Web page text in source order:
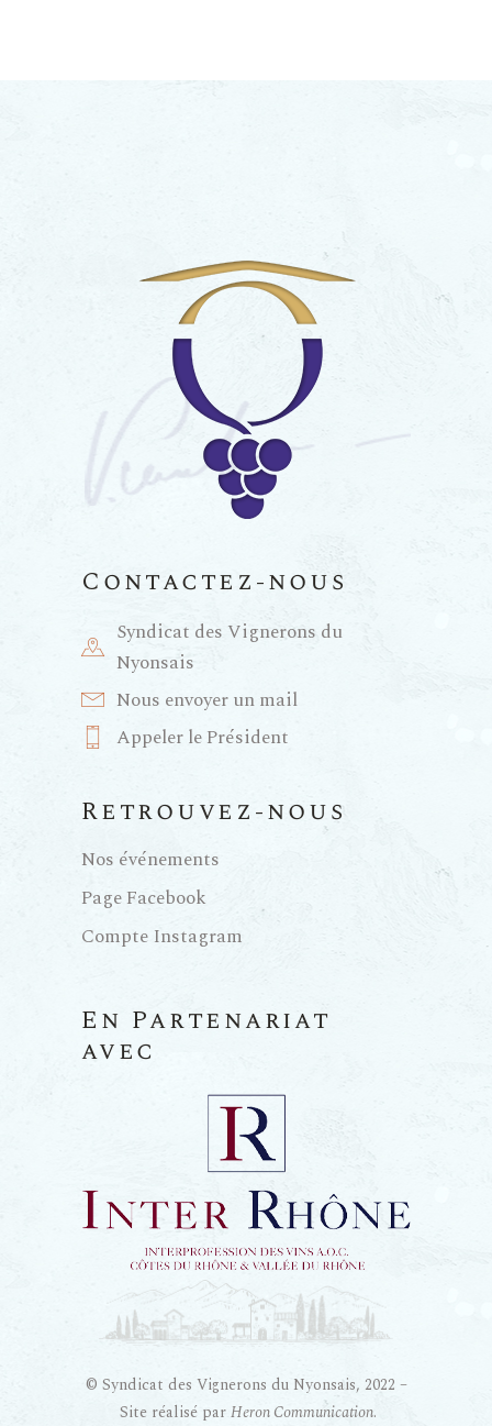
Contactez-nous
Syndicat des Vignerons du
Nyonsais
Nous envoyer un mail
Appeler le Président
Retrouvez-nous
Nos événements
Page Facebook
Compte Instagram
En Partenariat
avec
© Syndicat des Vignerons du Nyonsais, 2022 –
Site réalisé parHeron Communication.